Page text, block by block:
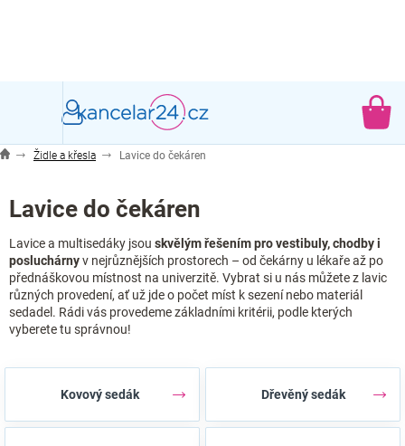
Židle a křesla Lavice do čekáren
Lavice do čekáren
Lavice a multisedáky jsou skvělým řešením pro vestibuly, chodby i
posluchárnyv nejrůznějších prostorech – od čekárny u lékaře až po
přednáškovou místnost na univerzitě. Vybrat si u nás můžete z lavic
různých provedení, ať už jde o počet míst k sezení nebo materiál
sedadel. Rádi vás provedeme základními kritérii, podle kterých
vyberete tu správnou!
Kovový sedák Dřevěný sedák